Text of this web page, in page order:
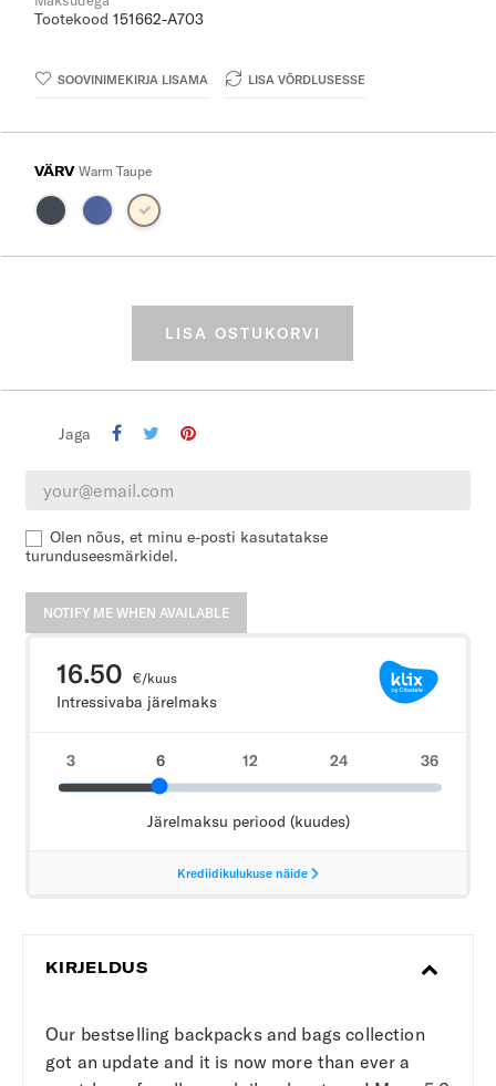
Tootekood 151662-A703
SOOVINIMEKIRJA LISAMA LISA VÕRDLUSESSE
VÄRV Warm Taupe
LISA OSTUKORVI
Jaga
Olen nõus, et minu e-posti kasutatakse
turunduseesmärkidel.
NOTIFY ME WHEN AVAILABLE
KIRJELDUS
Our bestselling backpacks and bags collection
got an update and it is now more than ever a